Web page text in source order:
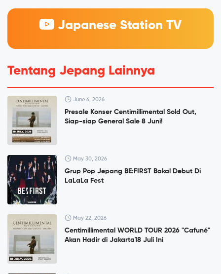
Japanese Station TV
Tentang Jepang Lainnya
June 6, 2026
Presale Konser Centimillimental Sold Out,
Siap-siap General Sale 8 Juni!
May 30, 2026
Grup Pop Jepang BE:FIRST Bakal Debut Di
LaLaLa Fest
May 22, 2026
Centimillimental WORLD TOUR 2026 "Cafuné"
Akan Hadir di Jakarta18 Juli Ini